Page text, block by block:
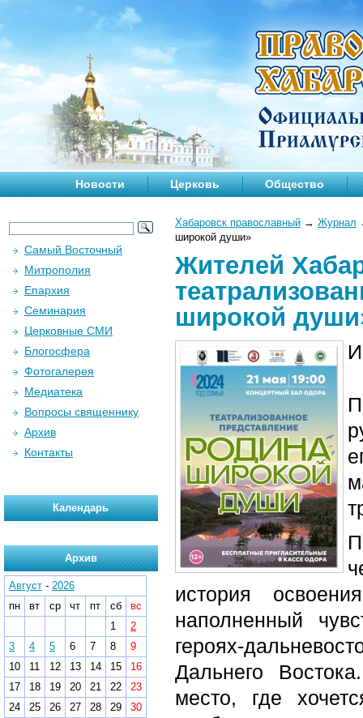
Новости Церковь Общество
Хабаровск православный → Журнал
широкой души»
Жителей
широкой
история
наполненный
героях-
Дальнего
место, где
Самый Восточный
Митрополия
Епархия
Семинария
Церковные СМИ
Блогосфера
Фотогалерея
Медиатека
Вопросы священнику
Архив
Контакты
Календарь
Архив
Август - 2026
пн
вт ср чт пт сб
вс
1
2
3
4 5 6 7 8
9
10
11 12 13 14 15
16
17
18 19 20 21 22
23
24
25 26 27 28 29
30